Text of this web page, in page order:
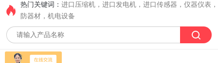
热门关键词：进口压缩机，进口发电机，进口传感器，仪器仪表
防器材，机电设备